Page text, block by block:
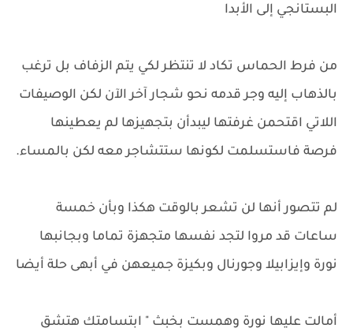
البستانجي إلى الأبدا
من فرط الحماس تكاد لا تنتظر لكي يتم الزفاف بل ترغب
بالذهاب إليه وجر قدمه نحو شجار آخر الآن لكن الوصيفات
اللاتي اقتحمن غرفتها ليبدأن بتجهيزها لم يعطينها
فرصة فاستسلمت لكونها ستتشاجر معه لكن بالمساء.
لم تتصور أنها لن تشعر بالوقت هكذا وبأن خمسة
ساعات قد مروا لتجد نفسها متجهزة تماما وبجانبها
نورة وإيزابيلا وجورنال وبكيزة جميعهن في أبهى حلة أيضا
أمالت عليها نورة وهمست بخبث " ابتسامتك هتشق